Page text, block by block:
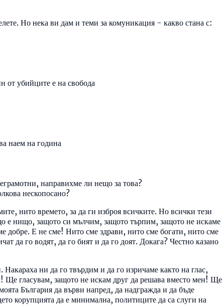
Но нека ви дам и теми за комуникация - какво стана с:
от убийците е на свобода
наем на година
направихме ли нещо за това?
нескопосано?
нито времето, за да ги изброя всичките. Но всички тези
нищо, защото си мълчим, защото търпим, защото не искаме
добре. Е не сме! Нито сме здрави, нито сме богати, нито сме
да го водят, да го бият и да го доят. Докага? Честно казано
ни да го твърдим и да го изричаме както на глас,
Ще гласувам, защото не искам друг да решава вместо мен! Ще
България да върви напред, да надгражда и да бъде
корупцията да е минимална, политиците да са слуги на